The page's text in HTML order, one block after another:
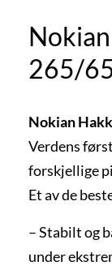
265/
Nokian
Verdens
forskjellige
Et av de
– Stabilt og
under